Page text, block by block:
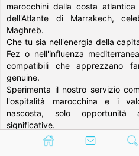
marocchini dalla costa
dell'Atlante di Marrakech,
Maghreb.
Che tu sia nell'energia della
Fez o nell'influenza
compatibili che apprezzano
genuine.
Sperimenta il nostro servizio
l'ospitalità marocchina e i
nascosta, solo opportunità
significative.
Migliaia di marocchini hanno
attraverso la nostra comunità